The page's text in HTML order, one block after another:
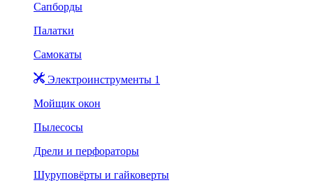
Сапборды
Палатки
Самокаты
Электроинструменты 1
Мойщик окон
Пылесосы
Дрели и перфораторы
Шуруповёрты и гайковерты